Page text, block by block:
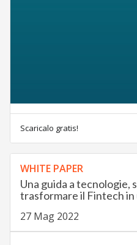
Scaricalo gratis!
WHITE PAPER
Una guida a
trasformare il Fintech in
27 Mag 2022